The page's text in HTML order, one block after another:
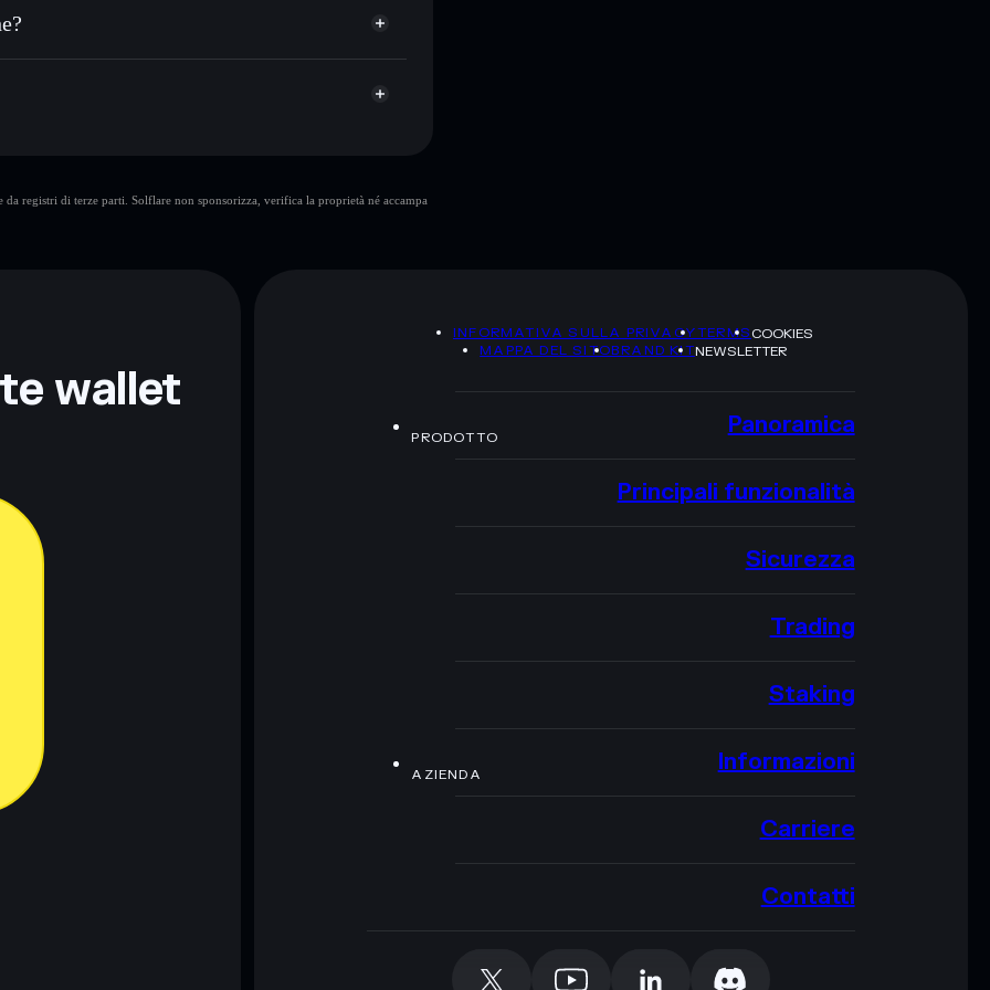
registri di terze parti. Solflare non sponsorizza, verifica la proprietà né accampa
wallet
INFORMATIVA SULLA PRIVACYTERMSCOOKIES
MAPPA DEL SITOBRAND KITNEWSLETTER
PRODOTTO Panoramica
Principali funzionalità
Sicurezza
Trading
Staking
AZIENDA Informazioni
Carriere
Contatti